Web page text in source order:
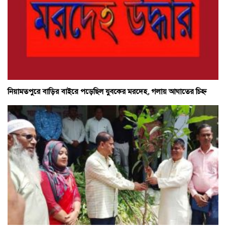
নিয়ামতপুরে বাড়ির বাইরে পড়েছিল যুবকের মরদেহ, গলায় আঘাতের চিহ্ন